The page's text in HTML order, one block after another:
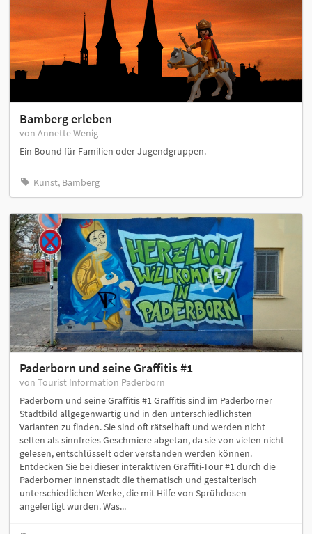
Bamberg erleben
von Annette Wenig
Ein Bound für Familien oder Jugendgruppen.
Kunst, Bamberg
Paderborn und seine Graffitis #1
von Tourist Information Paderborn
Paderborn und seine Graffitis #1 Graffitis sind im Paderborner
Stadtbild allgegenwärtig und in den unterschiedlichsten
Varianten zu finden. Sie sind oft rätselhaft und werden nicht
selten als sinnfreies Geschmiere abgetan, da sie von vielen nicht
gelesen, entschlüsselt oder verstanden werden können.
Entdecken Sie bei dieser interaktiven Graffiti-Tour #1 durch die
Paderborner Innenstadt die thematisch und gestalterisch
unterschiedlichen Werke, die mit Hilfe von Sprühdosen
angefertigt wurden. Was...